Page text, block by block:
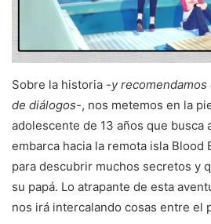
Sobre la historia -y recomendamos
de diálogos-, nos metemos en la
adolescente de 13 años que busca
embarca hacia la remota isla Blood
para descubrir muchos secretos y
su papá. Lo atrapante de esta
nos irá intercalando cosas entre el